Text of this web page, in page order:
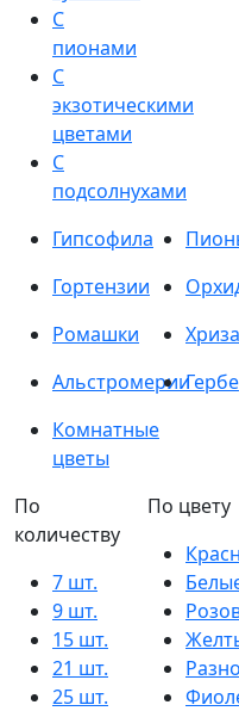
С
пионами
С
экзотическими
цветами
С
подсолнухами
Гипсофила
Гортензии
Ромашки
Альстромерии
Комнатные
цветы
По
количеству
7 шт.
9 шт.
15 шт.
21 шт.
25 шт.
По цвету